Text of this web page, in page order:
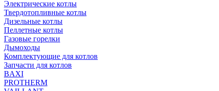
Электрические котлы
Твердотопливные котлы
Дизельные котлы
Пеллетные котлы
Газовые горелки
Дымоходы
Комплектующие для котлов
Запчасти для котлов
BAXI
PROTHERM